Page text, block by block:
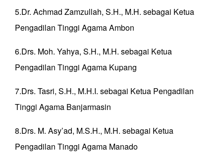
5.⁠Dr. Achmad Zamzullah, S.H., M.H. sebagai Ketua
Pengadilan Tinggi Agama Ambon
6.⁠Drs. Moh. Yahya, S.H., M.H. sebagai Ketua
Pengadilan Tinggi Agama Kupang
7.⁠Drs. Tasri, S.H., M.H.I. sebagai Ketua Pengadilan
Tinggi Agama Banjarmasin
8.⁠Drs. M. Asy’ad, M.S.H., M.H. sebagai Ketua
Pengadilan Tinggi Agama Manado